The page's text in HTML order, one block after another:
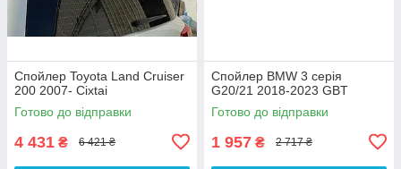
Спойлер Toyota Land Cruiser
200 2007- Cixtai
Готово до відправки
4 431 ₴ 6 421 ₴
Спойлер BMW 3 серія
G20/21 2018-2023 GBT
Готово до відправки
1 957 ₴ 2 717 ₴